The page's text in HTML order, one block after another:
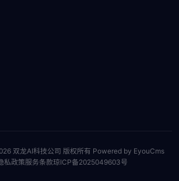
双龙AI科技公司 版权所有 Powered by EyouCms
私政策 服务条款琼ICP备2025049603号